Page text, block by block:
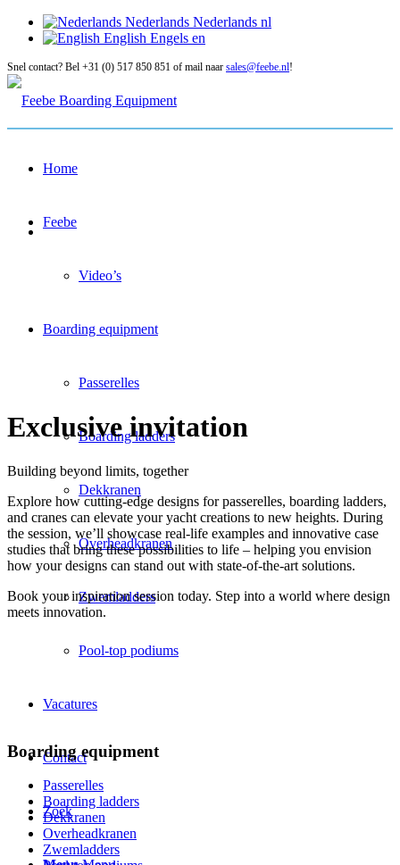
Nederlands Nederlands nl
English Engels en
Snel contact? Bel +31 (0) 517 850 851 of mail naar sales@feebe.nl!
Home
Feebe
Video’s
Boarding equipment
Passerelles
Boarding ladders
Dekkranen
Overheadkranen
Zwemladders
Pool-top podiums
Vacatures
Contact
Zoek
Exclusive invitation
Building beyond limits, together
Explore how cutting-edge designs for passerelles, boarding ladders,
and cranes can elevate your yacht creations to new heights. During
the session, we’ll showcase real-life examples and innovative case
studies that bring these possibilities to life – helping you envision
how your designs can stand out with state-of-the-art solutions.
Book your inspiration session today. Step into a world where design
meets innovation.
Boarding equipment
Passerelles
Boarding ladders
Dekkranen
Overheadkranen
Zwemladders